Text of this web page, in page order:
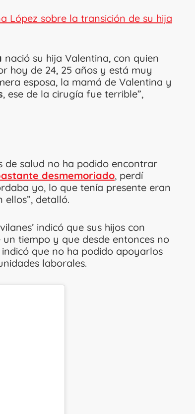
López sobre la transición de su hija
nació su hija Valentina, con quien
hoy de 24, 25 años y está muy
esposa, la mamá de Valentina y
, ese de la cirugía fue terrible”,
de salud no ha podido encontrar
desmemoriado, perdí
yo, lo que tenía presente eran
detalló.
indicó que sus hijos con
tiempo y que desde entonces no
indicó que no ha podido apoyarlos
laborales.